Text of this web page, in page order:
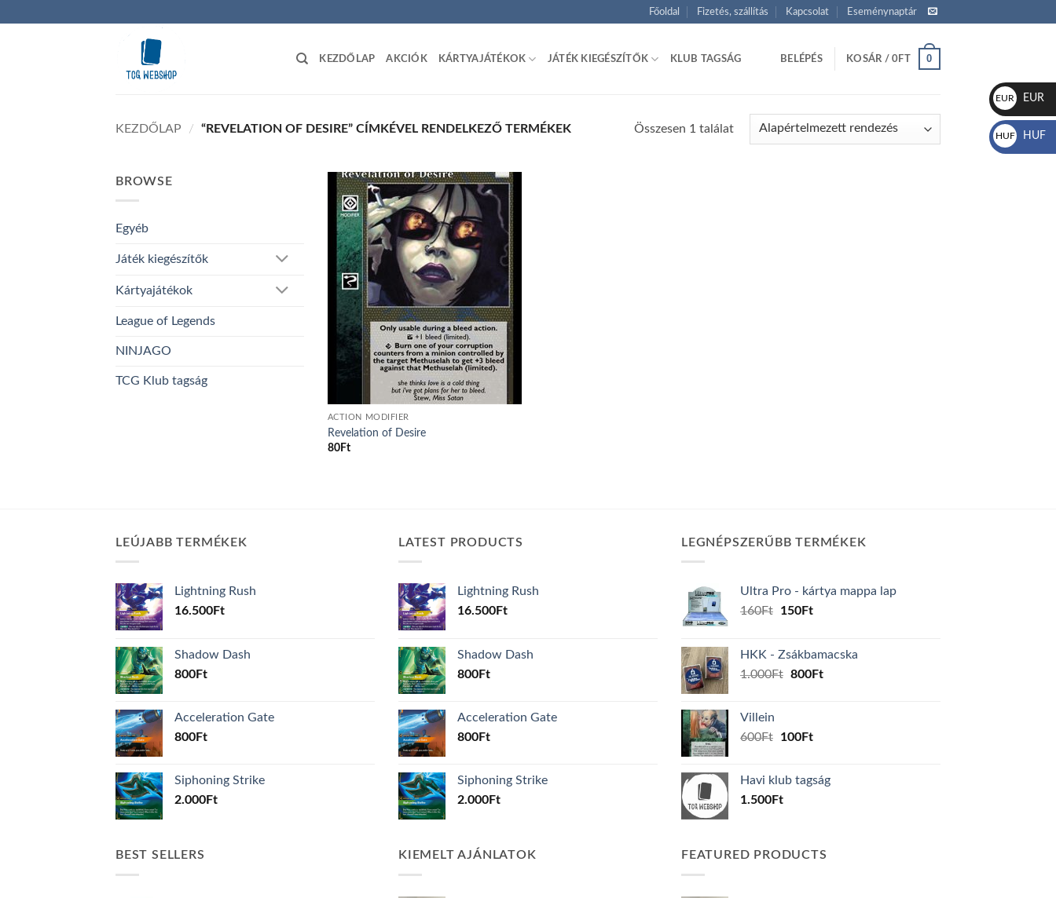
Főoldal Fizetés, szállítás Kapcsolat Eseménynaptár
KEZDŐLAP AKCIÓK KÁRTYAJÁTÉKOK JÁTÉK KIEGÉSZÍTŐK KLUB TAGSÁG BELÉPÉS KOSÁR /0FT 0
KEZDŐLAP / “REVELATION OF DESIRE” CÍMKÉVEL RENDELKEZŐ TERMÉKEK Összesen 1 találat
BROWSE
Egyéb
Játék kiegészítők
Kártyajátékok
League of Legends
NINJAGO
TCG Klub tagság
Add to
wishlist
ACTION MODIFIER
Revelation of Desire
80Ft
LEÚJABB TERMÉKEK
Lightning Rush
16.500Ft
Shadow Dash
800Ft
Acceleration Gate
800Ft
Siphoning Strike
2.000Ft
LATEST PRODUCTS
Lightning Rush
16.500Ft
Shadow Dash
800Ft
Acceleration Gate
800Ft
Siphoning Strike
2.000Ft
LEGNÉPSZERŰBB TERMÉKEK
Ultra Pro - kártya mappa lap
160Ft
Original
160Ft.
150FtCurrent
150Ft.
HKK - Zsákbamacska
1.000Ft Original
800FtCurrent
Villein
600Ft
Original
600Ft.
100FtCurrent
100Ft.
Havi klub tagság
1.500Ft
BEST SELLERS KIEMELT AJÁNLATOK FEATURED PRODUCTS
EUR
€
EUR
HUF
Ft
HUF